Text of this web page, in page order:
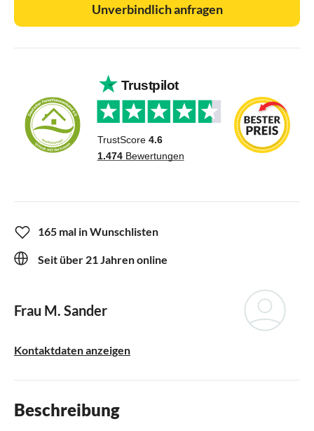
Unverbindlich anfragen
165 mal in Wunschlisten
Seit über 21 Jahren online
Frau M. Sander
Kontaktdaten anzeigen
Beschreibung